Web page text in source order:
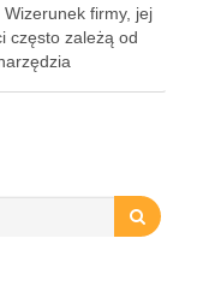
firmy, jej
często zależą od